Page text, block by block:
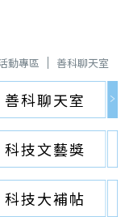
動專區 善科聊天室
善科聊天室
科技文藝獎
科技大補帖